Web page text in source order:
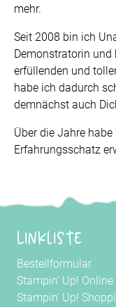
mehr.
Seit 2008 bin ich
Demonstratorin und
erfüllenden und
habe ich dadurch
demnächst auch
Über die Jahre
Erfahrungsschatz
Linkliste
Bestellformular
Stampin' Up! Online
Stampin' Up!